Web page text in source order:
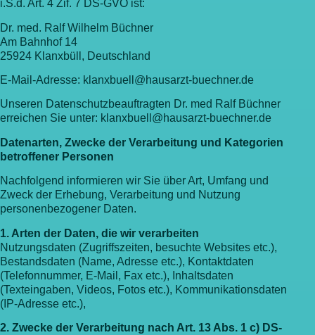
i.S.d. Art. 4 Zif. 7 DS-GVO ist:
Dr. med. Ralf Wilhelm Büchner
Am Bahnhof 14
25924 Klanxbüll, Deutschland
E-Mail-Adresse: klanxbuell@hausarzt-buechner.de
Unseren Datenschutzbeauftragten Dr. med Ralf Büchner
erreichen Sie unter: klanxbuell@hausarzt-buechner.de
Datenarten, Zwecke der Verarbeitung und Kategorien
betroffener Personen
Nachfolgend informieren wir Sie über Art, Umfang und
Zweck der Erhebung, Verarbeitung und Nutzung
personenbezogener Daten.
1. Arten der Daten, die wir verarbeiten
Nutzungsdaten (Zugriffszeiten, besuchte Websites etc.),
Bestandsdaten (Name, Adresse etc.), Kontaktdaten
(Telefonnummer, E-Mail, Fax etc.), Inhaltsdaten
(Texteingaben, Videos, Fotos etc.), Kommunikationsdaten
(IP-Adresse etc.),
2. Zwecke der Verarbeitung nach Art. 13 Abs. 1 c) DS-